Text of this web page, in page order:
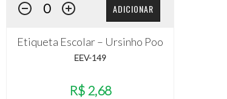
ADICIONAR
Etiqueta Escolar – Ursinho Poo
EEV-149
R$ 2,68